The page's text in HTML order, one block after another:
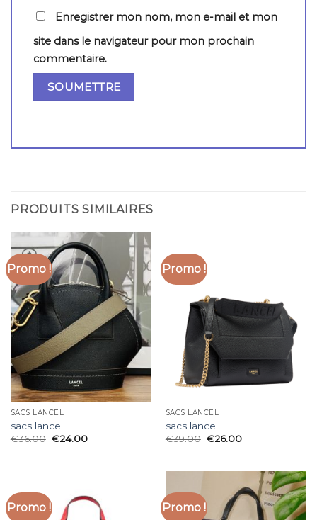
Enregistrer mon nom, mon e-mail et mon
site dans le navigateur pour mon prochain
commentaire.
PRODUITS SIMILAIRES
Promo !
SACS LANCEL
sacs lancel
€36.00 €24.00
Promo !
SACS LANCEL
sacs lancel
€39.00 €26.00
Promo ! Promo !